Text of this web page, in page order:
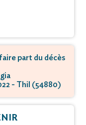
part du décès
- Thil (54880)